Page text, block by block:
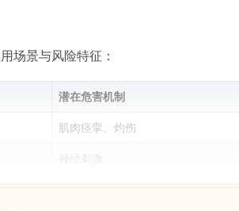
场景与风险特征：
潜在危害机制
肌肉痉挛、灼伤
神经刺激